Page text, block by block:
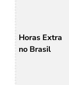
Horas Extra
no Brasil